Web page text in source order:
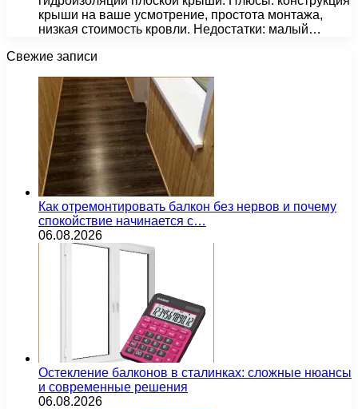
крыши на ваше усмотрение, простота монтажа,
низкая стоимость кровли. Недостатки: малый…
Свежие записи
Как отремонтировать балкон без нервов и почему
спокойствие начинается с…
06.08.2026
Остекление балконов в сталинках: сложные нюансы
и современные решения
06.08.2026